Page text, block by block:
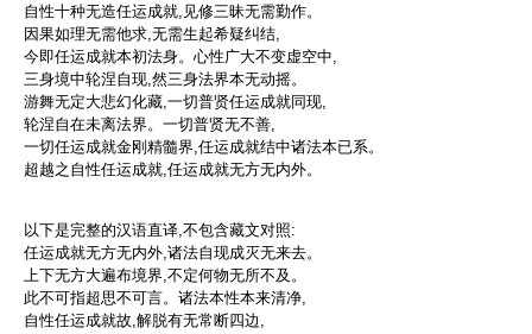
自性十种无造任运成就,见修三昧无需勤作。
因果如理无需他求,无需生起希疑纠结,
今即任运成就本初法身。心性广大不变虚空中,
三身境中轮涅自现,然三身法界本无动摇。
游舞无定大悲幻化藏,一切普贤任运成就同现,
轮涅自在未离法界。一切普贤无不善,
一切任运成就金刚精髓界,任运成就结中诸法本已系。
超越之自性任运成就,任运成就无方无内外。
以下是完整的汉语直译,不包含藏文对照:
任运成就无方无内外,诸法自现成灭无来去。
上下无方大遍布境界,不定何物无所不及。
此不可指超思不可言。诸法本性本来清净,
自性任运成就故,解脱有无常断四边,